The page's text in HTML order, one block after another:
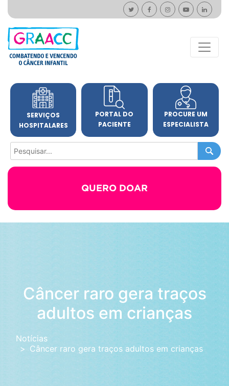
SERVIÇOS
HOSPITALARES
PORTAL DO
PACIENTE
PROCURE UM
ESPECIALISTA
QUERO DOAR
Câncer raro gera traços
adultos em crianças
Notícias
Câncer raro gera traços adultos em crianças